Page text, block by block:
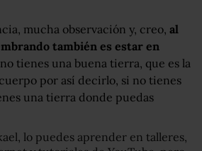
mucha observación y, creo, al
también es estar en
tienes una buena tierra, que es la
por así decirlo, si no tienes
una tierra donde puedas
lo puedes aprender en talleres,